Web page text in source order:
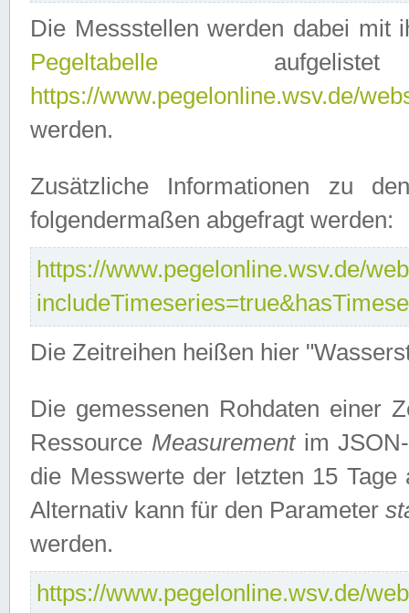
Die Messstellen werden dabei mit
Pegeltabelle
https://www.pegelonline.wsv.de/
werden.
Zusätzliche Informationen zu
folgendermaßen abgefragt werden:
https://www.pegelonline.wsv.de/
Die Zeitreihen heißen hier
Die gemessenen Rohdaten einer
Ressource Measurementim JSON-
die Messwerte der letzten 15
Alternativ kann für den Parameter
werden.
https://www.pegelonline.wsv.de/